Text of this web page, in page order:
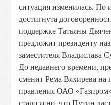
ситуация изменилась.
достигнута
поддержке Татьяны
предложит президенту
заместителя Владислава
До недавнего времени,
сменит Рема Вяхирева на
правления ОАО
стало ясно, что Путин